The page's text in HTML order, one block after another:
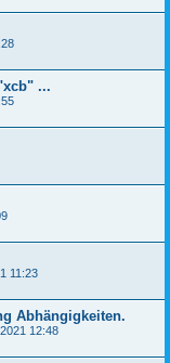
...
11:23
Abhängigkeiten.
12:48